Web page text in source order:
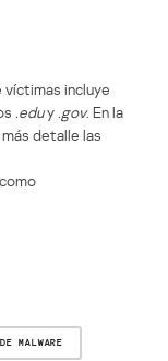
incluye
.eduy .gov. En la
detalle las
MALWARE